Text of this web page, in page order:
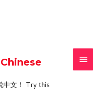
Chinese
中文！ Try this